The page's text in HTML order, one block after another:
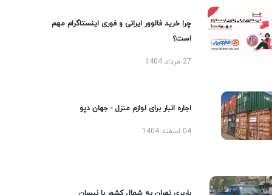
چرا خرید فالوور ایرانی و فوری اینستاگرام مهم
است؟
27 مرداد 1404
اجاره انبار برای لوازم منزل - جهان دپو
04 اسفند 1404